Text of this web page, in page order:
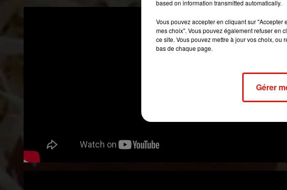
based on information transmitted automatically.
Vous pouvez accepter en cliquant sur
mes choix". Vous pouvez également refuser en
ce site. Vous pouvez mettre à jour vos choix, ou
bas de chaque page.
Gérer